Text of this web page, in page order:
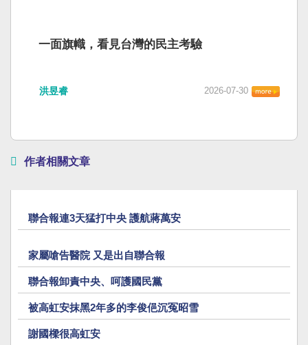
一面旗幟，看見台灣的民主考驗
洪昱睿 2026-07-30
作者相關文章
聯合報連3天猛打中央 護航蔣萬安
家屬嗆告醫院 又是出自聯合報
聯合報卸責中央、呵護國民黨
被高虹安抹黑2年多的李俊俋沉冤昭雪
謝國樑很高虹安